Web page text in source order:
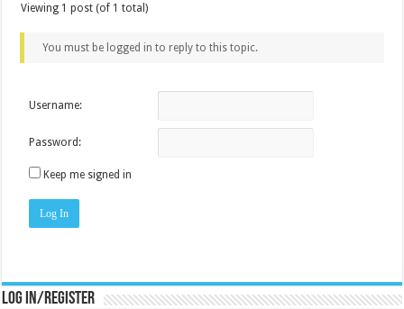
Viewing 1 post (of 1 total)
You must be logged in to reply to this topic.
Username:
Password:
Keep me signed in
Log In
Log in/register